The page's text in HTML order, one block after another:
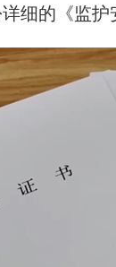
细的《监护